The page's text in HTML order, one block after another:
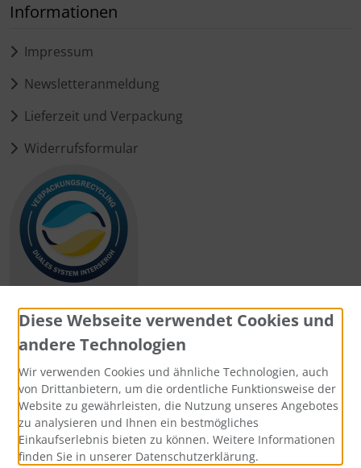
Informationen
Impressum
Newsletteranmeldung
Lieferzeit und Verpackung
Widerrufsformular
Zahlungsmethoden
Social Media
Diese Webseite verwendet Cookies und
andere Technologien
Wir verwenden Cookies und ähnliche Technologien, auch
von Drittanbietern, um die ordentliche Funktionsweise der
Website zu gewährleisten, die Nutzung unseres Angebotes
zu analysieren und Ihnen ein bestmögliches
Einkaufserlebnis bieten zu können. Weitere Informationen
finden Sie in unserer Datenschutzerklärung.